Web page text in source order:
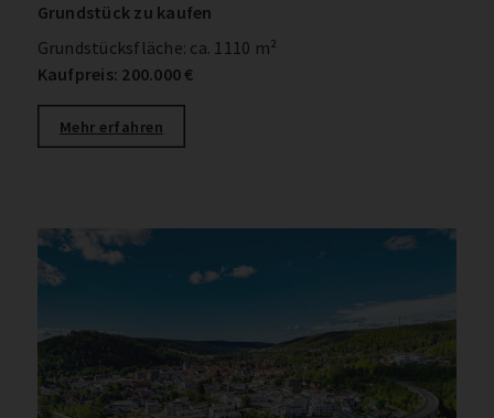
Grundstück zu kaufen
Grundstücksfläche: ca. 1110 m²
Kaufpreis: 200.000 €
Mehr erfahren